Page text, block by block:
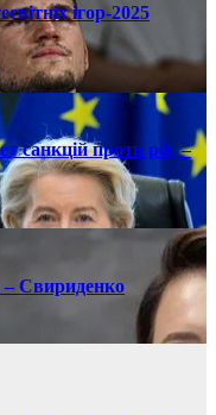
ігор-2025
санкцій проти рф, –
– Свириденко